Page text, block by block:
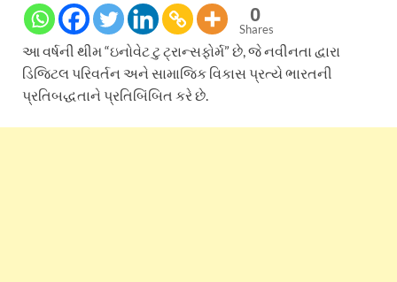
0
Shares
આ વર્ષની થીમ “ઇનોવેટ ટુ ટ્રાન્સફોર્મ” છે, જે નવીનતા દ્વારા
ડિજિટલ પરિવર્તન અને સામાજિક વિકાસ પ્રત્યે ભારતની
પ્રતિબદ્ધતાને પ્રતિબિંબિત કરે છે.